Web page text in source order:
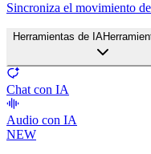
Sincroniza el movimiento
Herramientas de IA
Chat con IA
Audio con IA
NEW